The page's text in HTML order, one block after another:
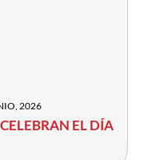
2026
EL DÍA